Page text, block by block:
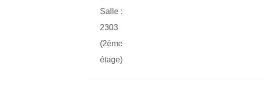
Salle :
2303
(2ème
étage)